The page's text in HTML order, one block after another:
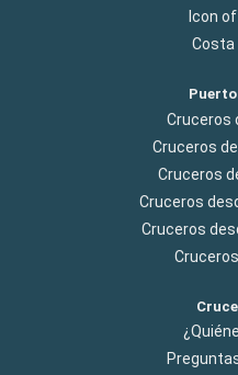
Icon
Costa
Cruceros
Cruceros
Cruceros
Cruceros
Cruceros